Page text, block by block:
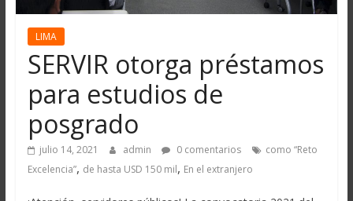
LIMA
SERVIR otorga préstamos
para estudios de
posgrado
julio 14, 2021 admin 0 comentarios
como “Reto
Excelencia”, de hasta USD 150 mil, En el extranjero